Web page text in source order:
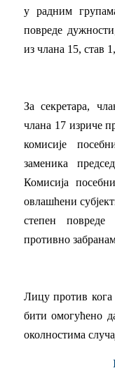
у радним
повреде
из члана 15, став
За секретара,
члана 17 изриче
комисије
заменика
Комисија
овлашhени
степен
противно
Лицу против
бити омогућено
околностима